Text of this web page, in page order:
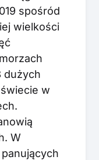
spośród
wielkości
dużych
w
W